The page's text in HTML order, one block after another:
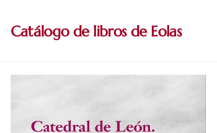
Catálogo de libros de Eolas